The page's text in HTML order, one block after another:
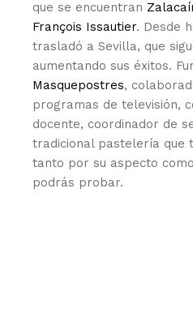
que se encuentran
François Issautier. Desde
trasladó a Sevilla, que
aumentando sus éxitos.
Masquepostres,
programas de televisión,
docente, coordinador de
tradicional pastelería que
tanto por su aspecto
podrás probar.